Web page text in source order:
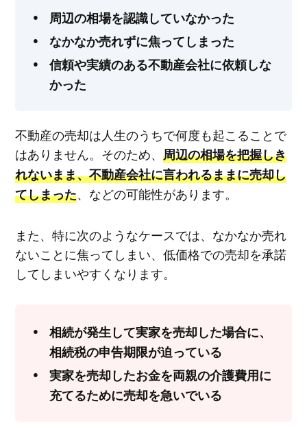
周辺の相場を認識していなかった
なかなか売れずに焦ってしまった
信頼や実績のある不動産会社に依頼しな
かった
不動産の売却は人生のうちで何度も起こることで
はありません。そのため、 周辺の相場を把握しき
れないまま、不動産会社に言われるままに売却し
てしまった、などの可能性があります。
また、特に次のようなケースでは、なかなか売れ
ないことに焦ってしまい、低価格での売却を承諾
してしまいやすくなります。
相続が発生して実家を売却した場合に、
相続税の申告期限が迫っている
実家を売却したお金を両親の介護費用に
充てるために売却を急いでいる